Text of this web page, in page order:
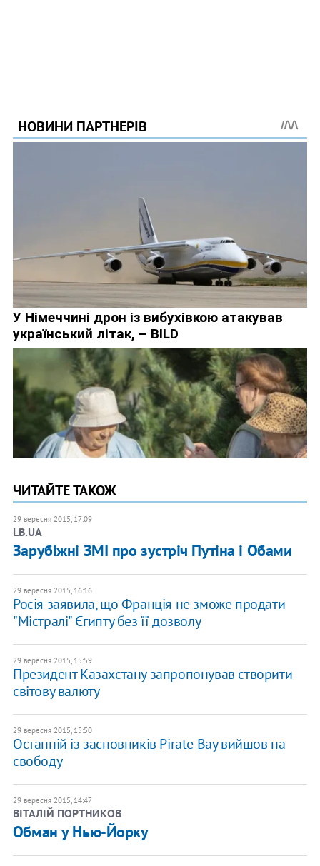
ЧИТАЙТЕ ТАКОЖ
29 вересня 2015, 17:09
LB.UA
Зарубіжні ЗМІ про зустріч Путіна і Обами
29 вересня 2015, 16:16
Росія заявила, що Франція не зможе продати
"Містралі" Єгипту без її дозволу
29 вересня 2015, 15:59
Президент Казахстану запропонував створити
світову валюту
29 вересня 2015, 15:50
Останній із засновників Pirate Bay вийшов на
свободу
29 вересня 2015, 14:47
ВІТАЛІЙ ПОРТНИКОВ
Обман у Нью-Йорку